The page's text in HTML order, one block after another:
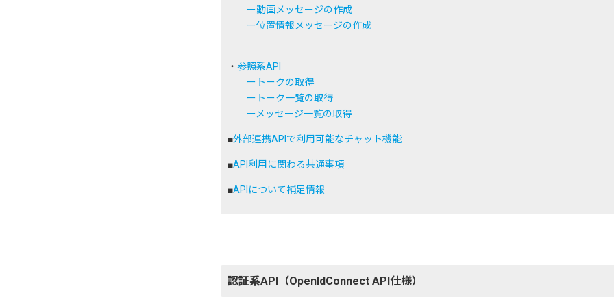
ー動画メッセージの作成
ー位置情報メッセージの作成
・ 参照系API
ー トークの取得
ー トーク一覧の取得
ーメッセージ一覧の取得
■外部連携APIで利用可能なチャット機能
■API利用に関わる共通事項
■APIについて補足情報
認証系API（OpenIdConnect API仕様）